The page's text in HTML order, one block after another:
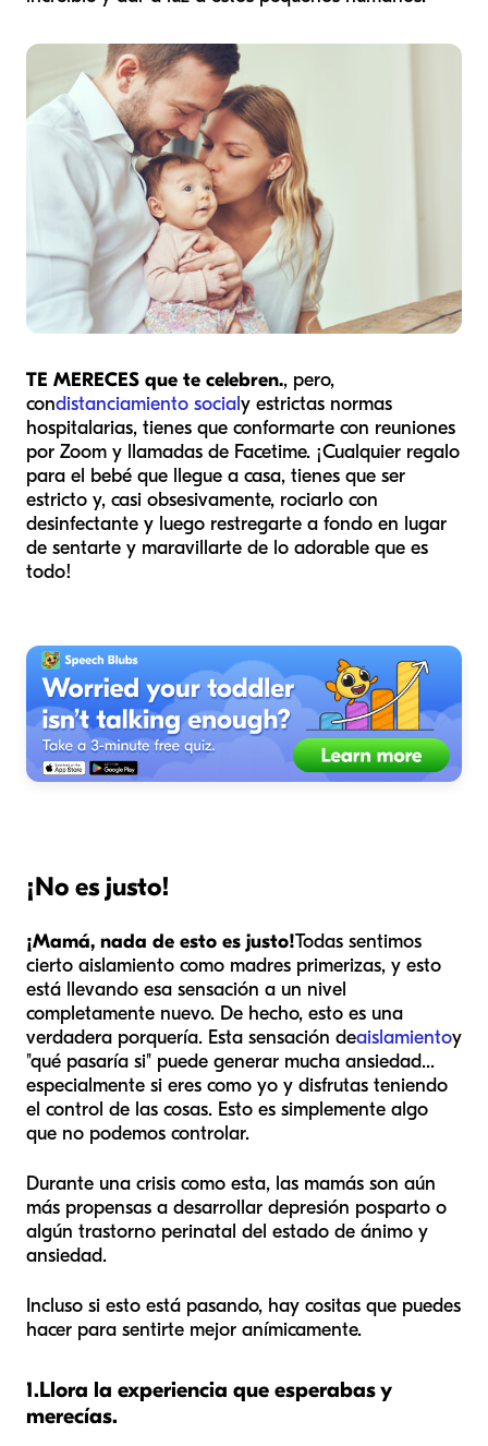
TE MERECES que te celebren., pero,
condistanciamiento socialy estrictas normas
hospitalarias, tienes que conformarte con reuniones
por Zoom y llamadas de Facetime. ¡Cualquier regalo
para el bebé que llegue a casa, tienes que ser
estricto y, casi obsesivamente, rociarlo con
desinfectante y luego restregarte a fondo en lugar
de sentarte y maravillarte de lo adorable que es
todo!
¡No es justo!
¡Mamá, nada de esto es justo!Todas sentimos
cierto aislamiento como madres primerizas, y esto
está llevando esa sensación a un nivel
completamente nuevo. De hecho, esto es una
verdadera porquería. Esta sensación deaislamientoy
"qué pasaría si" puede generar mucha ansiedad...
especialmente si eres como yo y disfrutas teniendo
el control de las cosas. Esto es simplemente algo
que no podemos controlar.
Durante una crisis como esta, las mamás son aún
más propensas a desarrollar depresión posparto o
algún trastorno perinatal del estado de ánimo y
ansiedad.
Incluso si esto está pasando, hay cositas que puedes
hacer para sentirte mejor anímicamente.
1.Llora la experiencia que esperabas y
merecías.